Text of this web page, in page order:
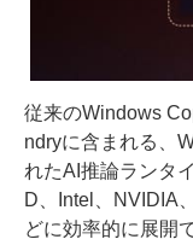
従来のWindows
ndryに含まれる、
れたAI推論ランタ
D、Intel、NVIDIA
どに効率的に展開